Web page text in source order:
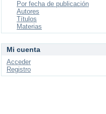
Por fecha de publicación
Autores
Títulos
Materias
Mi cuenta
Acceder
Registro